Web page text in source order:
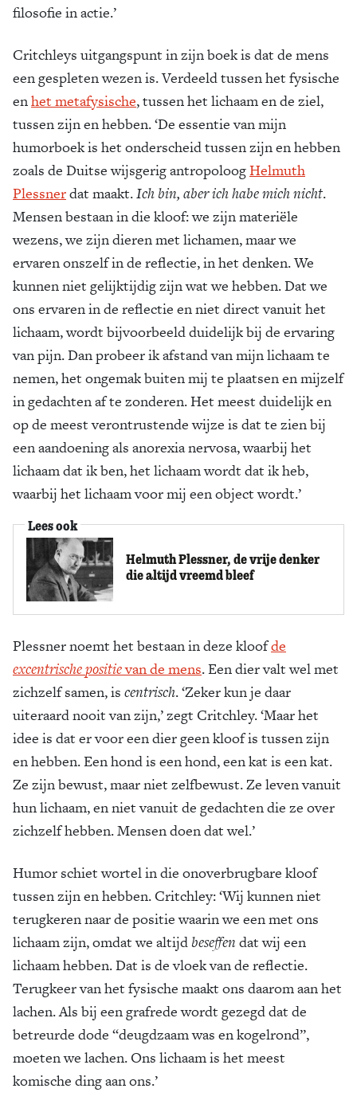
filosofie in actie.’
Critchleys uitgangspunt in zijn boek is dat de mens
een gespleten wezen is. Verdeeld tussen het fysische
enhet metafysische, tussen het lichaam en de ziel,
tussen zijn en hebben. ‘De essentie van mijn
humorboek is het onderscheid tussen zijn en hebben
zoals de Duitse wijsgerig antropoloogHelmuth
Plessnerdat maakt.Ich bin, aber ich habe mich nicht.
Mensen bestaan in die kloof: we zijn materiële
wezens, we zijn dieren met lichamen, maar we
ervaren onszelf in de reflectie, in het denken. We
kunnen niet gelijktijdig zijn wat we hebben. Dat we
ons ervaren in de reflectie en niet direct vanuit het
lichaam, wordt bijvoorbeeld duidelijk bij de ervaring
van pijn. Dan probeer ik afstand van mijn lichaam te
nemen, het ongemak buiten mij te plaatsen en mijzelf
in gedachten af te zonderen. Het meest duidelijk en
op de meest verontrustende wijze is dat te zien bij
een aandoening als anorexia nervosa, waarbij het
lichaam dat ik ben, het lichaam wordt dat ik heb,
waarbij het lichaam voor mij een object wordt.’
Lees ook
Helmuth Plessner, de vrije denker
die altijd vreemd bleef
Plessner noemt het bestaan in deze kloofde
excentrischepositievan de mens. Een dier valt wel met
zichzelf samen, is centrisch. ‘Zeker kun je daar
uiteraard nooit van zijn,’ zegt Critchley. ‘Maar het
idee is dat er voor een dier geen kloof is tussen zijn
en hebben. Een hond is een hond, een kat is een kat.
Ze zijn bewust, maar niet zelfbewust. Ze leven vanuit
hun lichaam, en niet vanuit de gedachten die ze over
zichzelf hebben. Mensen doen dat wel.’
Humor schiet wortel in die onoverbrugbare kloof
tussen zijn en hebben. Critchley: ‘Wij kunnen niet
terugkeren naar de positie waarin we een met ons
lichaam zijn, omdat we altijdbeseffen dat wij een
lichaam hebben. Dat is de vloek van de reflectie.
Terugkeer van het fysische maakt ons daarom aan het
lachen. Als bij een grafrede wordt gezegd dat de
betreurde dode “deugdzaam was en kogelrond”,
moeten we lachen. Ons lichaam is het meest
komische ding aan ons.’